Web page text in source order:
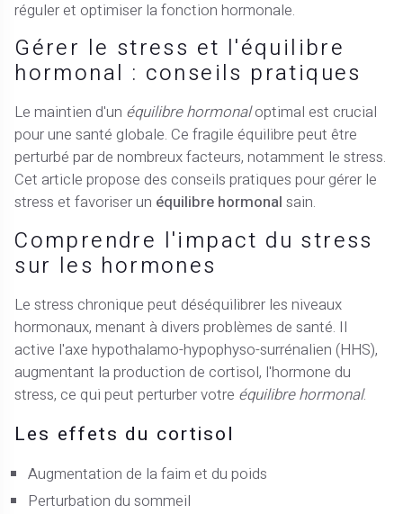
réguler et optimiser la fonction hormonale.
Gérer le stress et l'équilibre
hormonal : conseils pratiques
Le maintien d'un équilibre hormonaloptimal est crucial
pour une santé globale. Ce fragile équilibre peut être
perturbé par de nombreux facteurs, notamment le stress.
Cet article propose des conseils pratiques pour gérer le
stress et favoriser un équilibre hormonal sain.
Comprendre l'impact du stress
sur les hormones
Le stress chronique peut déséquilibrer les niveaux
hormonaux, menant à divers problèmes de santé. Il
active l'axe hypothalamo-hypophyso-surrénalien (HHS),
augmentant la production de cortisol, l'hormone du
stress, ce qui peut perturber votre équilibre hormonal.
Les effets du cortisol
Augmentation de la faim et du poids
Perturbation du sommeil